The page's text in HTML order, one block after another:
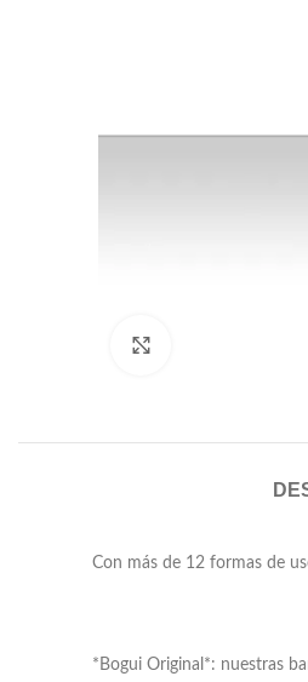
Con más de 12 formas de
*Bogui Original*: nuestras